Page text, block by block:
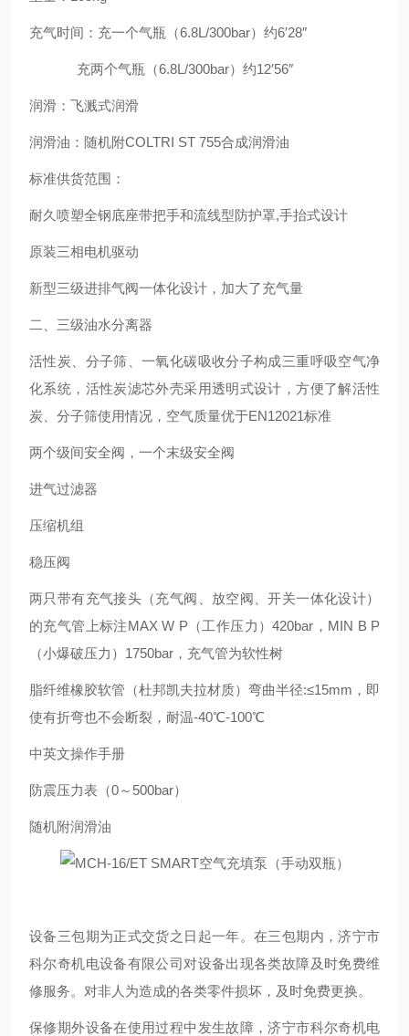
充气时间：充一个气瓶（6.8L/300bar）约6′28″
充两个气瓶（6.8L/300bar）约12′56″
润滑：飞溅式润滑
润滑油：随机附COLTRI ST 755合成润滑油
标准供货范围：
耐久喷塑全钢底座带把手和流线型防护罩,手抬式设计
原装三相电机驱动
新型三级进排气阀一体化设计，加大了充气量
二、三级油水分离器
活性炭、分子筛、一氧化碳吸收分子构成三重呼吸空气净
化系统，活性炭滤芯外壳采用透明式设计，方便了解活性
炭、分子筛使用情况，空气质量优于EN12021标准
两个级间安全阀，一个末级安全阀
进气过滤器
压缩机组
稳压阀
两只带有充气接头（充气阀、放空阀、开关一体化设计）
的充气管上标注MAX W P（工作压力）420bar，MIN B P
（小爆破压力）1750bar，充气管为软性树
脂纤维橡胶软管（杜邦凯夫拉材质）弯曲半径:≤15mm，即
使有折弯也不会断裂，耐温-40℃-100℃
中英文操作手册
防震压力表（0～500bar）
随机附润滑油
设备三包期为正式交货之日起一年。在三包期内，济宁市
科尔奇机电设备有限公司对设备出现各类故障及时免费维
修服务。对非人为造成的各类零件损坏，及时免费更换。
保修期外设备在使用过程中发生故障，济宁市科尔奇机电